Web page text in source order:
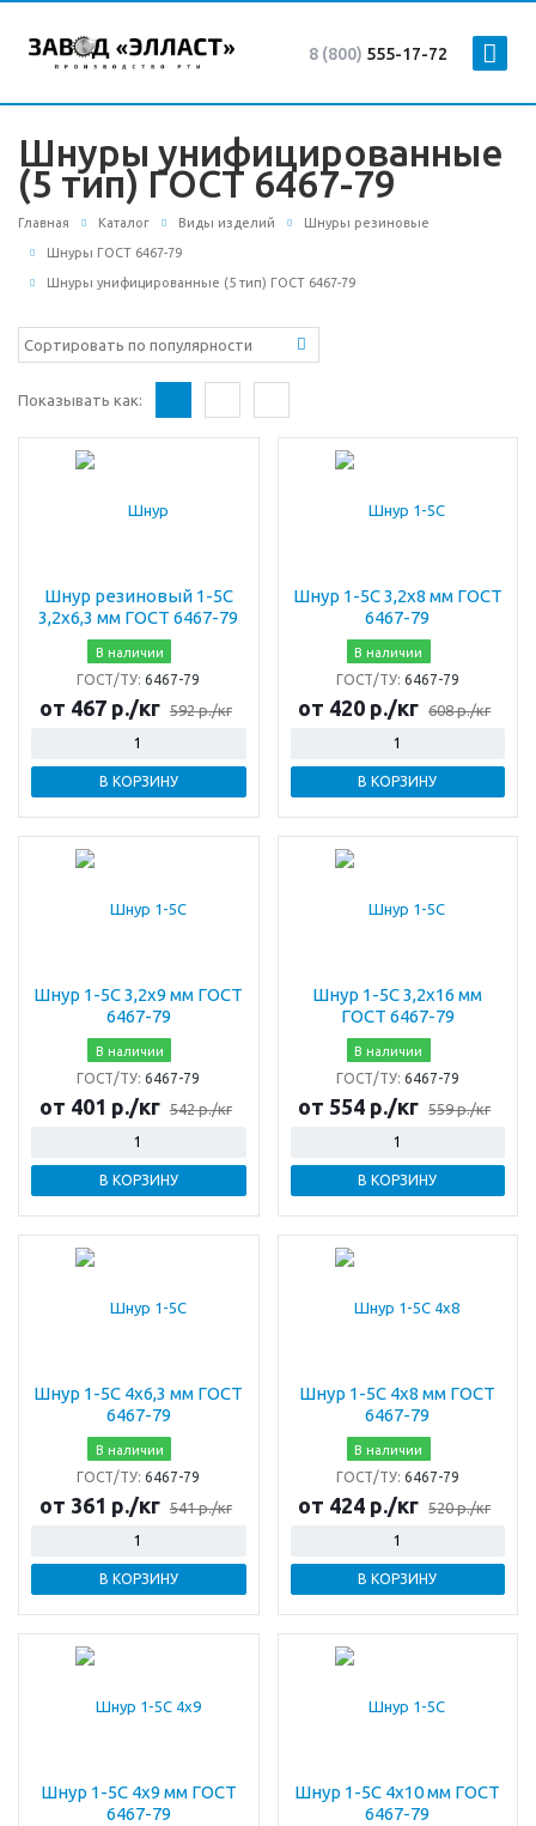
8 (800) 555-17-72
Шнуры унифицированные
(5 тип) ГОСТ 6467-79
Главная Каталог Виды изделий Шнуры резиновые
Шнуры ГОСТ 6467-79
Шнуры унифицированные (5 тип) ГОСТ 6467-79
Показывать как:
Шнур резиновый 1-5С
3,2х6,3 мм ГОСТ 6467-79
В наличии
ГОСТ/ТУ:6467-79
от 467 р./кг 592 р./кг
В КОРЗИНУ
Шнур 1-5С 3,2х8 мм ГОСТ
6467-79
В наличии
ГОСТ/ТУ: 6467-79
от 420 р./кг 608 р./кг
В КОРЗИНУ
Шнур 1-5С 3,2х9 мм ГОСТ
6467-79
В наличии
ГОСТ/ТУ:6467-79
от 401 р./кг 542 р./кг
В КОРЗИНУ
Шнур 1-5С 3,2х16 мм
ГОСТ 6467-79
В наличии
ГОСТ/ТУ: 6467-79
от 554 р./кг 559 р./кг
В КОРЗИНУ
Шнур 1-5С 4х6,3 мм ГОСТ
6467-79
В наличии
ГОСТ/ТУ:6467-79
от 361 р./кг 541 р./кг
В КОРЗИНУ
Шнур 1-5С 4х8 мм ГОСТ
6467-79
В наличии
ГОСТ/ТУ: 6467-79
от 424 р./кг 520 р./кг
В КОРЗИНУ
Шнур 1-5С 4х9 мм ГОСТ
6467-79
Шнур 1-5С 4х10 мм ГОСТ
6467-79